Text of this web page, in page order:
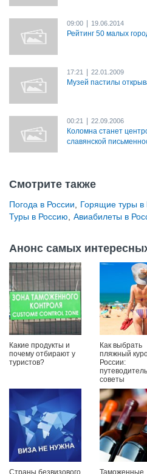
09:00 19.06.2014
Рейтинг 50 малых
17:21 22.01.2009
Музей пастилы
00:21 22.09.2006
Коломна станет
славянской
Смотрите также
Погода в России Горящие туры в
Туры в Россию
Авиабилеты в
Анонс самых
Какие продукты и
почему отбирают у
туристов?
Как выбрать
пляжный
России:
советы
Страны безвизового Таможенные